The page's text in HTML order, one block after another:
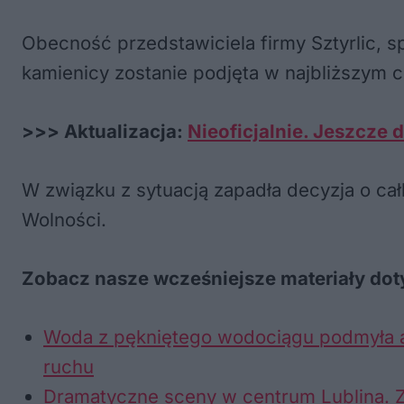
Obecność przedstawiciela firmy Sztyrlic,
kamienicy zostanie podjęta w najbliższym
>>> Aktualizacja: Nieoficjalnie. Jeszcze
W związku z sytuacją zapadła decyzja o
Wolności.
Zobacz nasze wcześniejsze materiały
Woda z pękniętego wodociągu
ruchu
Dramatyczne sceny w centrum Lublina.